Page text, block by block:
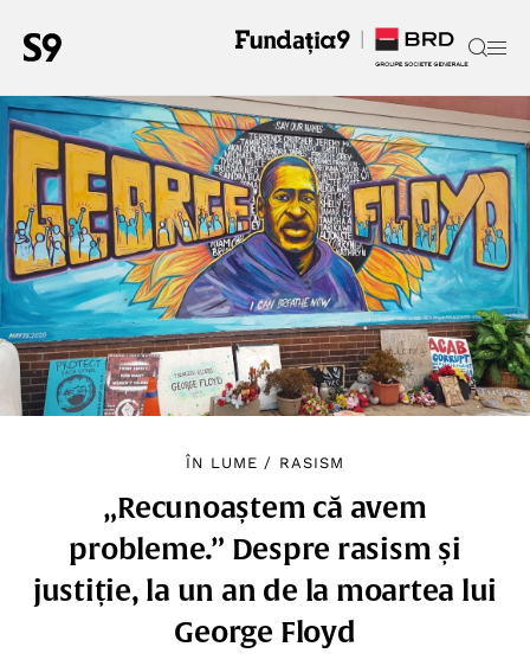
ÎN LUME / RASISM
„Recunoaștem că avem
probleme.” Despre rasism și
justiție, la un an de la moartea lui
George Floyd